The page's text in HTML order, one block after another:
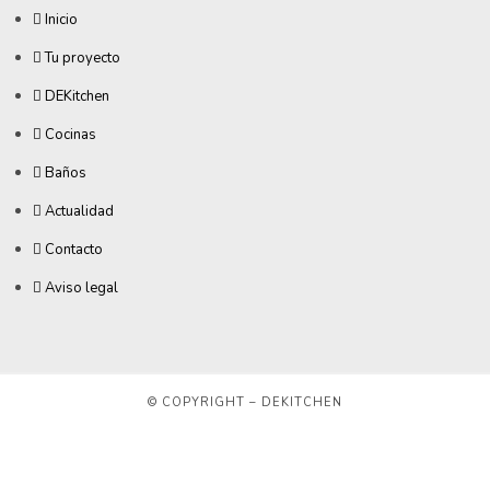
Inicio
Tu proyecto
DEKitchen
Cocinas
Baños
Actualidad
Contacto
Aviso legal
© COPYRIGHT – DEKITCHEN